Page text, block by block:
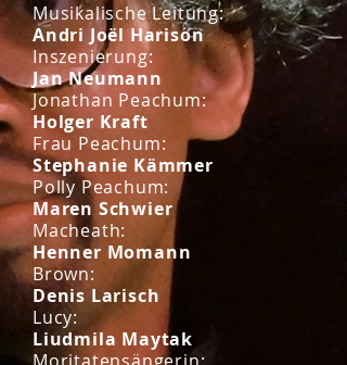
Musikalische Leitung:
Andri Joël Harison
Inszenierung:
Jan Neumann
Jonathan Peachum:
Holger Kraft
Frau Peachum:
Stephanie Kämmer
Polly Peachum:
Maren Schwier
Macheath:
Henner Momann
Brown:
Denis Larisch
Lucy:
Liudmila Maytak